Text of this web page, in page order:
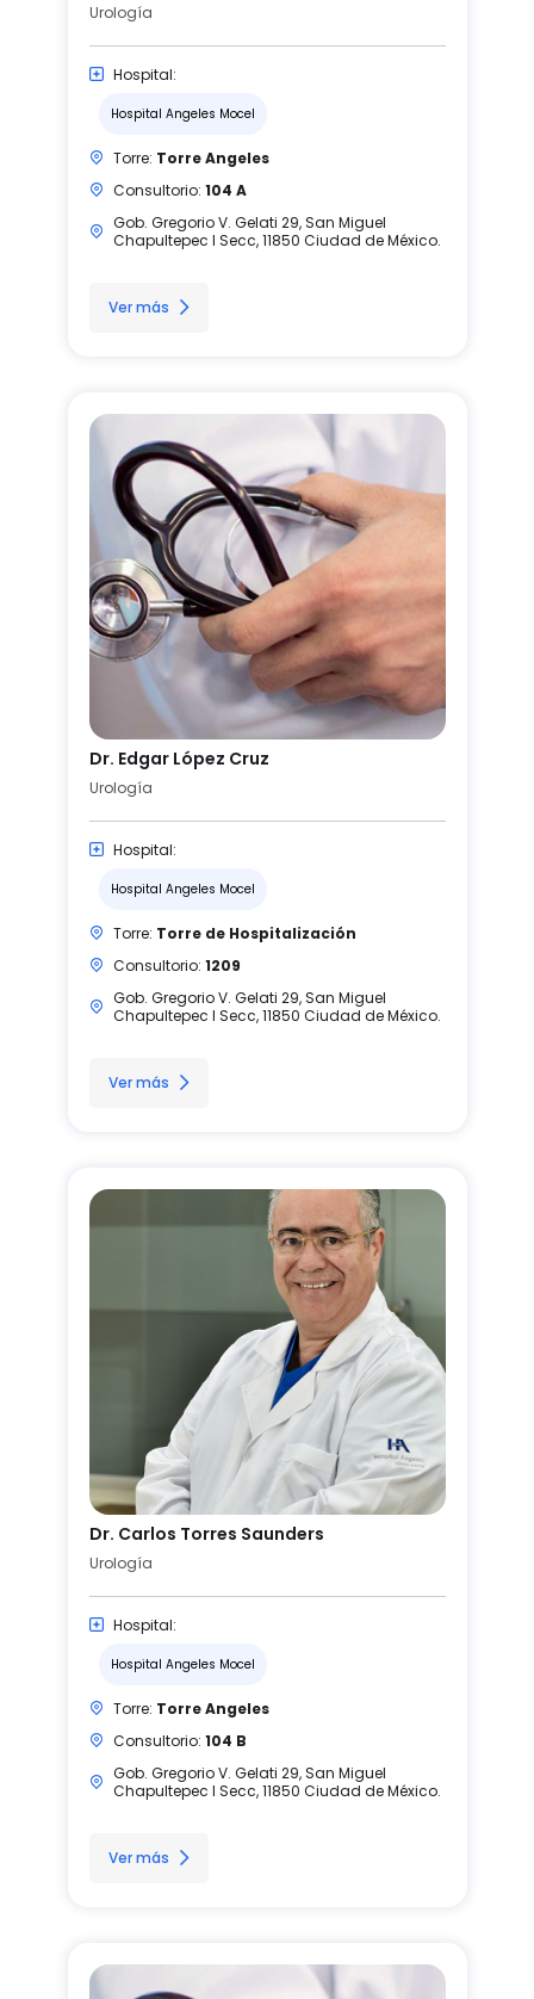
Urología
Hospital:
Hospital Angeles Mocel
Torre: Torre Angeles
Consultorio: 104 A
Gob. Gregorio V. Gelati 29, San Miguel
Chapultepec I Secc, 11850 Ciudad de México.
Ver más
Dr. Edgar López Cruz
Urología
Hospital:
Hospital Angeles Mocel
Torre: Torre de Hospitalización
Consultorio: 1209
Gob. Gregorio V. Gelati 29, San Miguel
Chapultepec I Secc, 11850 Ciudad de México.
Ver más
Dr. Carlos Torres Saunders
Urología
Hospital:
Hospital Angeles Mocel
Torre: Torre Angeles
Consultorio: 104 B
Gob. Gregorio V. Gelati 29, San Miguel
Chapultepec I Secc, 11850 Ciudad de México.
Ver más